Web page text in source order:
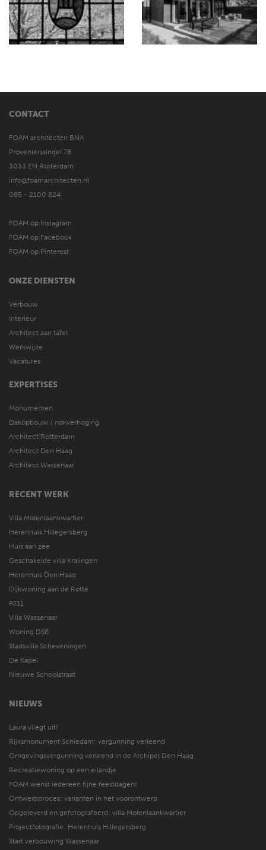
CONTACT
FOAM architecten BNA
Provenierssingel 78
3033 EN Rotterdam
info@foamarchitecten.nl
085 - 2100 824
FOAM op Instagram
FOAM op Facebook
FOAM op Pinterest
ONZE DIENSTEN
Verbouw
Interieur
Architect aan tafel
Werkwijze
Vacatures
EXPERTISES
Monumenten
Dakopbouw / nokverhoging
Architect Rotterdam
Architect Den Haag
Architect Wassenaar
RECENT WERK
Villa Molenlaankwartier
Herenhuis Hillegersberg
Huis aan zee
Geschakelde villa Kralingen
Herenhuis Den Haag
Dijkwoning aan de Rotte
PJ31
Villa Wassenaar
Woning DS6
Stadsvilla Scheveningen
De Kapel
Nieuwe Schoolstraat
NIEUWS
Laura vliegt uit!
Rijksmonument Schiedam: vergunning verleend
Omgevingsvergunning verleend in de Archipel Den Haag
Recreatiewoning op een eilandje
FOAM wenst iedereen fijne feestdagen!
Ontwerpproces: varianten in het voorontwerp
Opgeleverd en gefotografeerd: villa Molenlaankwartier
Projectfotografie: Herenhuis Hillegersberg
Start verbouwing Wassenaar